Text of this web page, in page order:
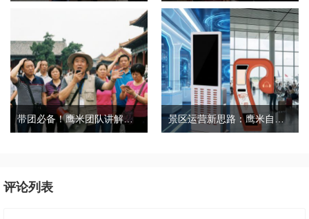
带团必备！鹰米团队讲解器，防串音 + 易管理双在线
评论列表